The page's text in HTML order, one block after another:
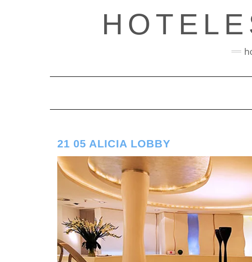
21 05 ALICIA LOBBY